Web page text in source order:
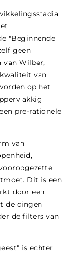
"Beginnende
geen
van Wilber,
van
op het
pre-rationele
van
Dit is een
door een
de dingen
de filters van
is echter